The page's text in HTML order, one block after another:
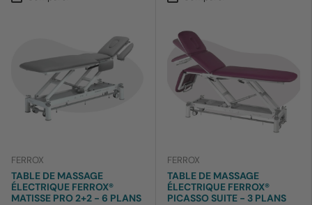
FERROX
TABLE DE MASSAGE
ÉLECTRIQUE FERROX®
MATISSE PRO 2+2 - 6 PLANS
FERROX
TABLE DE MASSAGE
ÉLECTRIQUE FERROX®
PICASSO SUITE - 3 PLANS